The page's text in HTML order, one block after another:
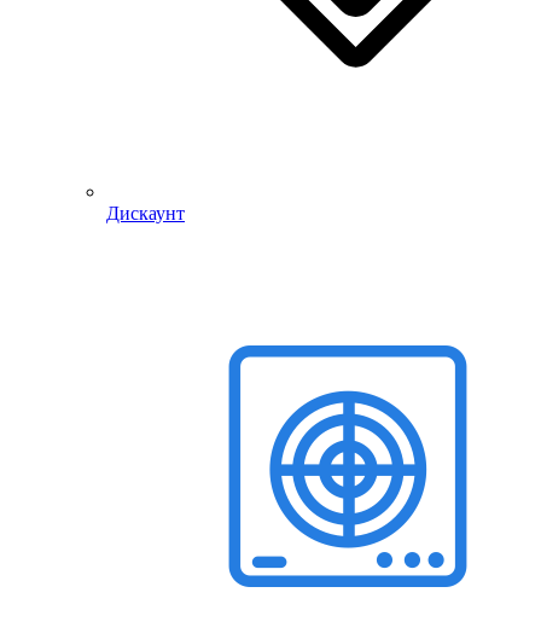
Дискаунт